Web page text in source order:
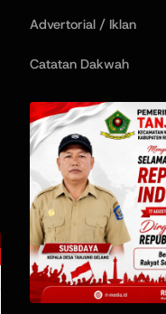
Advertorial / Iklan
Catatan Dakwah